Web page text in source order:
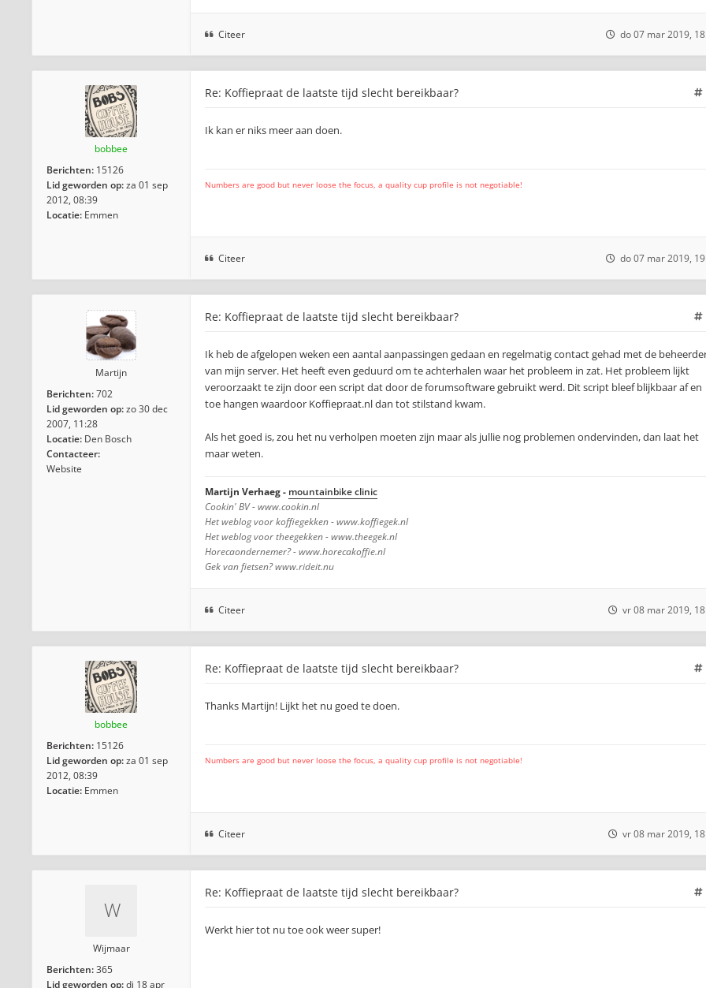
Citeer do 07 mar 2019,
bobbee
Berichten: 15126
Lid geworden op:za 01 sep
2012, 08:39
Locatie: Emmen
Re: Koffiepraat de laatste tijd slecht bereikbaar?
Ik kan er niks meer aan doen.
Numbers are good but never loose the focus, a quality cup profile is not negotiable!
Citeer do 07 mar 2019,
Martijn
Berichten:702
Lid geworden op:zo 30 dec
2007, 11:28
Locatie: Den Bosch
Contacteer:
Website
Re: Koffiepraat de laatste tijd slecht bereikbaar?
Ik heb de afgelopen weken een aantal aanpassingen gedaan en regelmatig contact gehad met de
van mijn server. Het heeft even geduurd om te achterhalen waar het probleem in zat. Het probleem lijkt
veroorzaakt te zijn door een script dat door de forumsoftware gebruikt werd. Dit script bleef blijkbaar af en
toe hangen waardoor Koffiepraat.nl dan tot stilstand kwam.
Als het goed is, zou het nu verholpen moeten zijn maar als jullie nog problemen ondervinden, dan laat het
maar weten.
Martijn Verhaeg - mountainbike clinic
Cookin' BV - www.cookin.nl
Het weblog voor koffiegekken - www.koffiegek.nl
Het weblog voor theegekken - www.theegek.nl
Horecaondernemer? - www.horecakoffie.nl
Gek van fietsen? www.rideit.nu
Citeer vr 08 mar 2019,
bobbee
Berichten: 15126
Lid geworden op:za 01 sep
2012, 08:39
Locatie: Emmen
Re: Koffiepraat de laatste tijd slecht bereikbaar?
Thanks Martijn! Lijkt het nu goed te doen.
Numbers are good but never loose the focus, a quality cup profile is not negotiable!
Citeer vr 08 mar 2019,
Wijmaar
Berichten:365
Lid geworden op:di 18 apr
Re: Koffiepraat de laatste tijd slecht bereikbaar?
Werkt hier tot nu toe ook weer super!